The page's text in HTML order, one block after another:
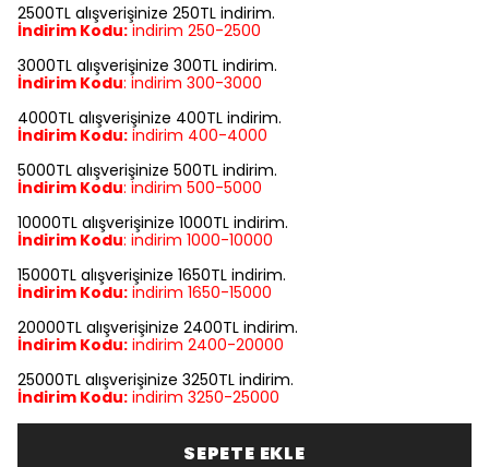
2500TL alışverişinize 250TL indirim.
İndirim Kodu: indirim 250-2500
3000TL alışverişinize 300TL indirim.
İndirim Kodu: indirim 300-3000
4000TL alışverişinize 400TL indirim.
İndirim Kodu: indirim 400-4000
5000TL alışverişinize 500TL indirim.
İndirim Kodu: indirim 500-5000
10000TL alışverişinize 1000TL indirim.
İndirim Kodu: indirim 1000-10000
15000TL alışverişinize 1650TL indirim.
İndirim Kodu: indirim 1650-15000
20000TL alışverişinize 2400TL indirim.
İndirim Kodu: indirim 2400-20000
25000TL alışverişinize 3250TL indirim.
İndirim Kodu: indirim 3250-25000
SEPETE EKLE